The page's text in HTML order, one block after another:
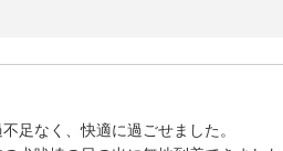
味しい季節となります。快適にお過
足なく、快適に過ごせました。